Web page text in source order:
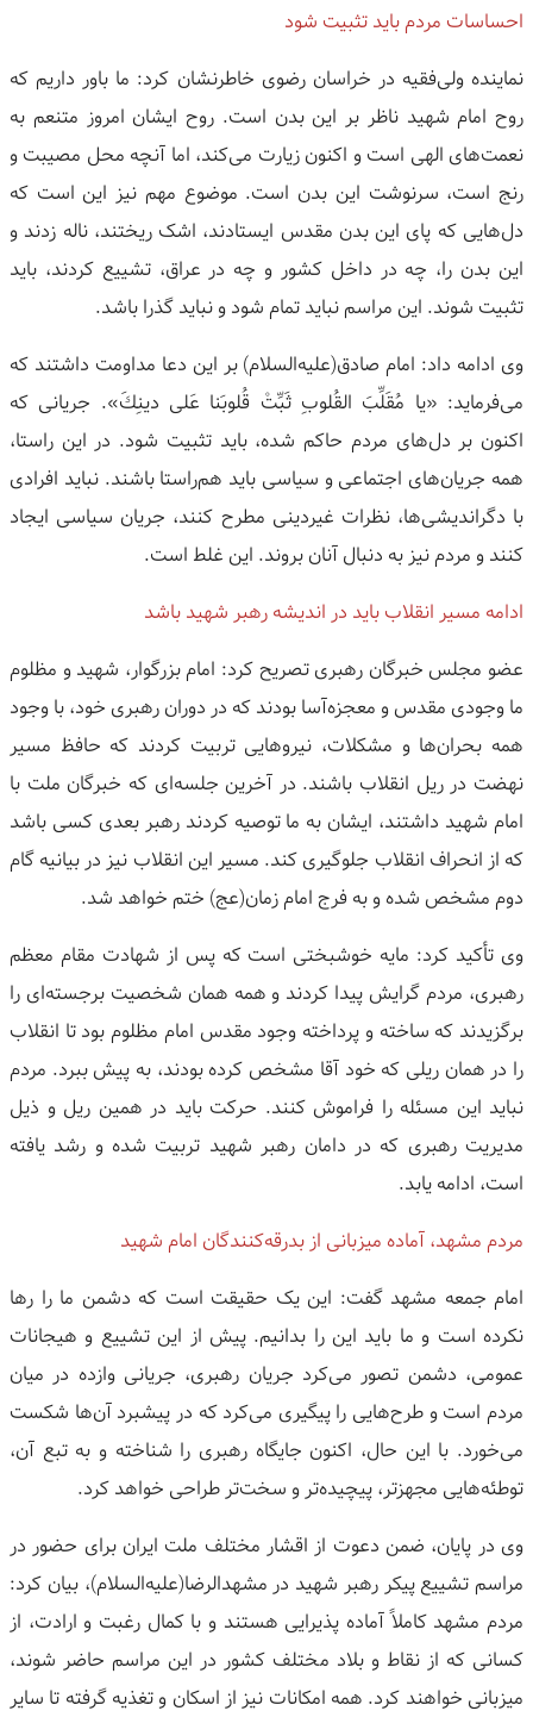
احساسات مردم باید تثبیت شود
نماینده ولی‌فقیه در خراسان رضوی خاطرنشان کرد: ما باور داریم که
روح امام شهید ناظر بر این بدن است. روح ایشان امروز متنعم به
نعمت‌های الهی است و اکنون زیارت می‌کند، اما آنچه محل مصیبت و
رنج است، سرنوشت این بدن است. موضوع مهم نیز این است که
دل‌هایی که پای این بدن مقدس ایستادند، اشک ریختند، ناله زدند و
این بدن را، چه در داخل کشور و چه در عراق، تشییع کردند، باید
تثبیت شوند. این مراسم نباید تمام شود و نباید گذرا باشد.
وی ادامه داد: امام صادق(علیه‌السلام) بر این دعا مداومت داشتند که
می‌فرماید: «يا مُقَلِّبَ القُلوبِ ثَبِّتْ قُلوبَنا عَلى دينِكَ». جریانی که
اکنون بر دل‌های مردم حاکم شده، باید تثبیت شود. در این راستا،
همه جریان‌های اجتماعی و سیاسی باید هم‌راستا باشند. نباید افرادی
با دگراندیشی‌ها، نظرات غیردینی مطرح کنند، جریان سیاسی ایجاد
کنند و مردم نیز به دنبال آنان بروند. این غلط است.
ادامه مسیر انقلاب باید در اندیشه رهبر شهید باشد
عضو مجلس خبرگان رهبری تصریح کرد: امام بزرگوار، شهید و مظلوم
ما وجودی مقدس و معجزه‌آسا بودند که در دوران رهبری خود، با وجود
همه بحران‌ها و مشکلات، نیروهایی تربیت کردند که حافظ مسیر
نهضت در ریل انقلاب باشند. در آخرین جلسه‌ای که خبرگان ملت با
امام شهید داشتند، ایشان به ما توصیه کردند رهبر بعدی کسی باشد
که از انحراف انقلاب جلوگیری کند. مسیر این انقلاب نیز در بیانیه گام
دوم مشخص شده و به فرج امام زمان(عج) ختم خواهد شد.
وی تأکید کرد: مایه خوشبختی است که پس از شهادت مقام معظم
رهبری، مردم گرایش پیدا کردند و همه همان شخصیت برجسته‌ای را
برگزیدند که ساخته و پرداخته وجود مقدس امام مظلوم بود تا انقلاب
را در همان ریلی که خود آقا مشخص کرده بودند، به پیش ببرد. مردم
نباید این مسئله را فراموش کنند. حرکت باید در همین ریل و ذیل
مدیریت رهبری که در دامان رهبر شهید تربیت شده و رشد یافته
است، ادامه یابد.
مردم مشهد، آماده میزبانی از بدرقه‌کنندگان امام شهید
امام جمعه مشهد گفت: این یک حقیقت است که دشمن ما را رها
نکرده است و ما باید این را بدانیم. پیش از این تشییع و هیجانات
عمومی، دشمن تصور می‌کرد جریان رهبری، جریانی وازده در میان
مردم است و طرح‌هایی را پیگیری می‌کرد که در پیشبرد آن‌ها شکست
می‌خورد. با این حال، اکنون جایگاه رهبری را شناخته و به تبع آن،
توطئه‌هایی مجهزتر، پیچیده‌تر و سخت‌تر طراحی خواهد کرد.
وی در پایان، ضمن دعوت از اقشار مختلف ملت ایران برای حضور در
مراسم تشییع پیکر رهبر شهید در مشهدالرضا(علیه‌السلام)، بیان کرد:
مردم مشهد کاملاً آماده پذیرایی هستند و با کمال رغبت و ارادت، از
کسانی که از نقاط و بلاد مختلف کشور در این مراسم حاضر شوند،
میزبانی خواهند کرد. همه امکانات نیز از اسکان و تغذیه گرفته تا سایر